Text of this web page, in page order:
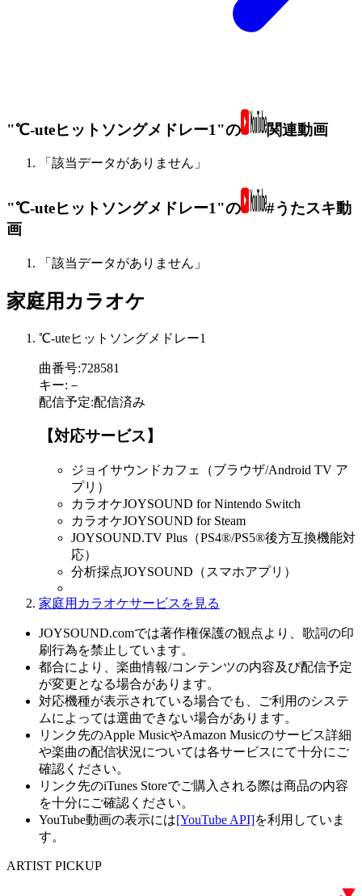
"℃-uteヒットソングメドレー1"の 関連動画
「該当データがありません」
"℃-uteヒットソングメドレー1"の
#うたスキ動
画
「該当データがありません」
家庭用カラオケ
℃-uteヒットソングメドレー1
曲番号:728581
キー: －
配信予定:配信済み
【対応サービス】
ジョイサウンドカフェ（ブラウザ/Android TV ア
プリ）
カラオケJOYSOUND for Nintendo Switch
カラオケJOYSOUND for Steam
JOYSOUND.TV Plus（PS4®/PS5®後方互換機能対
応）
分析採点JOYSOUND（スマホアプリ）
家庭用カラオケサービスを見る
JOYSOUND.comでは著作権保護の観点より、歌詞の印
刷行為を禁止しています。
都合により、楽曲情報/コンテンツの内容及び配信予定
が変更となる場合があります。
対応機種が表示されている場合でも、ご利用のシステ
ムによっては選曲できない場合があります。
リンク先のApple MusicやAmazon Musicのサービス詳細
や楽曲の配信状況については各サービスにて十分にご
確認ください。
リンク先のiTunes Storeでご購入される際は商品の内容
を十分にご確認ください。
YouTube動画の表示には[YouTube API]を利用していま
す。
ARTIST PICKUP